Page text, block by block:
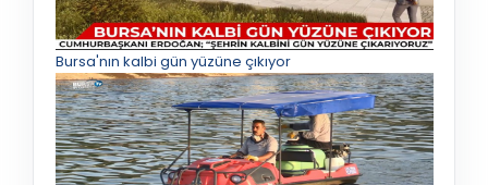
Bursa'nın kalbi gün yüzüne çıkıyor